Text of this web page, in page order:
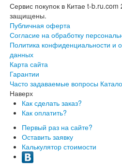
Сервис покупок в Китае t-b.ru.com
защищены.
Публичная оферта
Согласие на обработку
Политика конфиденциальности и
данных
Карта сайта
Гарантии
Часто задаваемые вопросы
Наверх
Как сделать заказ?
Как оплатить?
Первый раз на сайте?
Оставить заявку
Калькулятор стоимости